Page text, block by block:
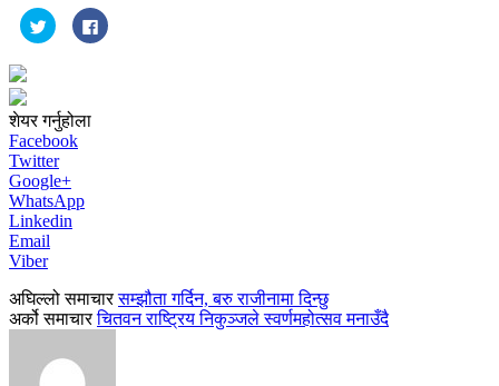
Click
to
share
new
window)
Click
to
शेयर गर्नुहोला
Facebook
Twitter
Google+
WhatsApp
Linkedin
Email
Viber
अघिल्लो समाचारसम्झौता गर्दिन, बरु राजीनामा दिन्छु
अर्को समाचारचितवन राष्ट्रिय निकुञ्जले स्वर्णमहोत्सव मनाउँदै